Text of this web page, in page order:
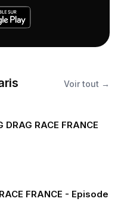
Voir tout →
DRAG RACE FRANCE
FRANCE - Episode